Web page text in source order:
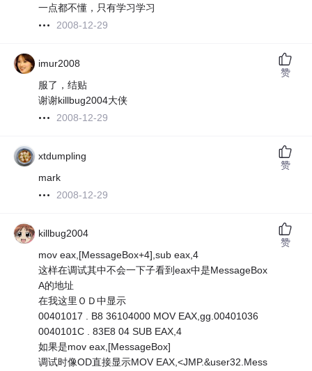
一点都不懂，只有学习学习
2008-12-29
imur2008
服了，结贴
谢谢killbug2004大侠
2008-12-29
赞
xtdumpling
mark
2008-12-29
赞
killbug2004
mov eax,[MessageBox+4],sub eax,4
这样在调试其中不会一下子看到eax中是MessageBox
A的地址
在我这里ＯＤ中显示
00401017 . B8 36104000 MOV EAX,gg.00401036
0040101C . 83E8 04 SUB EAX,4
如果是mov eax,[MessageBox]
调试时像OD直接显示MOV EAX,<JMP.&user32.Mess
赞